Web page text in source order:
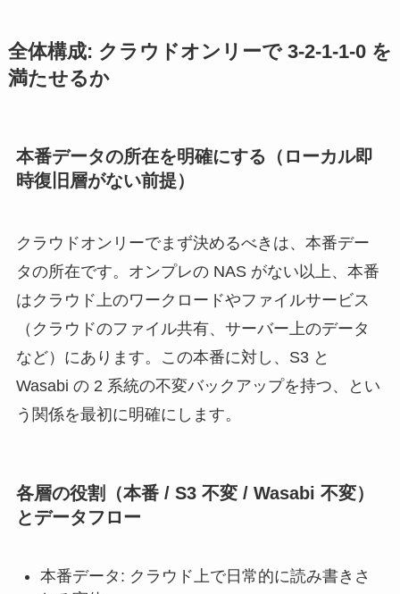
全体構成: クラウドオンリーで 3-2-1-1-0 を
満たせるか
本番データの所在を明確にする（ローカル即
時復旧層がない前提）
クラウドオンリーでまず決めるべきは、本番デー
タの所在です。オンプレの NAS がない以上、本番
はクラウド上のワークロードやファイルサービス
（クラウドのファイル共有、サーバー上のデータ
など）にあります。この本番に対し、S3 と
Wasabi の 2 系統の不変バックアップを持つ、とい
う関係を最初に明確にします。
各層の役割（本番 / S3 不変 / Wasabi 不変）
とデータフロー
本番データ: クラウド上で日常的に読み書きさ